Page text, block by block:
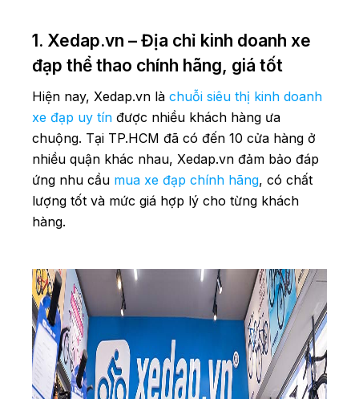
Xedap.vn – Chi nhánh Hải Thượng Lãn
Ông, Quận 5
2.10. Xedap.vn - 14/1A Tô Ký, Thới Tam
Thôn, Hóc Môn
3. Vì sao nên mua xe đạp thể thao ở hệ thống
cửa hàng Xedap.vn TP.HCM?
1. Xedap.vn – Địa chỉ kinh doanh xe
đạp thể thao chính hãng, giá tốt
Hiện nay, Xedap.vn là chuỗi siêu thị kinh doanh
xe đạp uy tín được nhiều khách hàng ưa
chuộng. Tại TP.HCM đã có đến 10 cửa hàng ở
nhiều quận khác nhau, Xedap.vn đảm bảo đáp
ứng nhu cầu mua xe đạp chính hãng, có chất
lượng tốt và mức giá hợp lý cho từng khách
hàng.